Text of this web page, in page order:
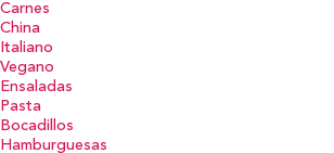
Carnes
China
Italiano
Vegano
Ensaladas
Pasta
Bocadillos
Hamburguesas